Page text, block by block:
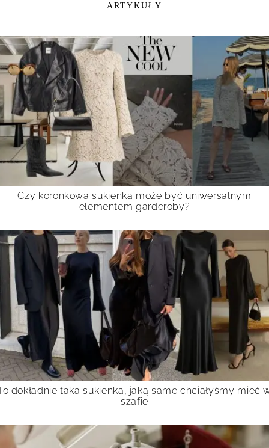
ARTYKUŁY
Czy koronkowa sukienka może być uniwersalnym
elementem garderoby?
dokładnie taka sukienka, jaką same chciałyśmy mieć
szafie